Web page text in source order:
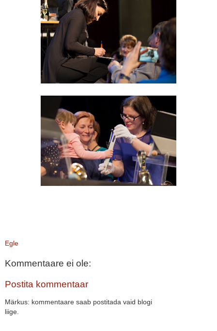
Egle
Kommentaare ei ole:
Postita kommentaar
Märkus: kommentaare saab postitada vaid blogi
liige.